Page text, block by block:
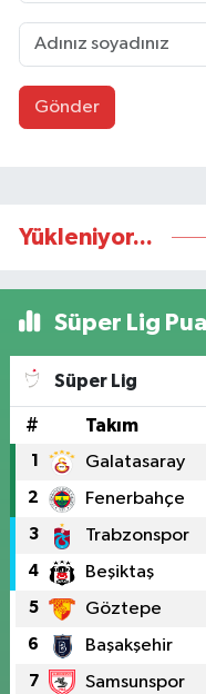
Gönder
Yükleniyor...
Süper Lig
Süper Lig
# Takım
1 Galatasaray
2 Fenerbahçe
3 Trabzonspor
4 Beşiktaş
5 Göztepe
6 Başakşehir
7 Samsunspor